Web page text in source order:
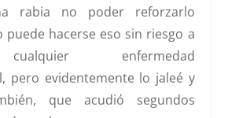
rabia no poder reforzarlo
hacerse eso sin riesgo a
enfermedad
pero evidentemente lo jaleé y
que acudió segundos